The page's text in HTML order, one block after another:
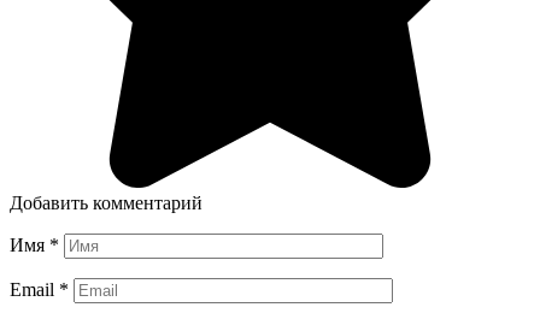
Добавить комментарий
Имя *
Email *